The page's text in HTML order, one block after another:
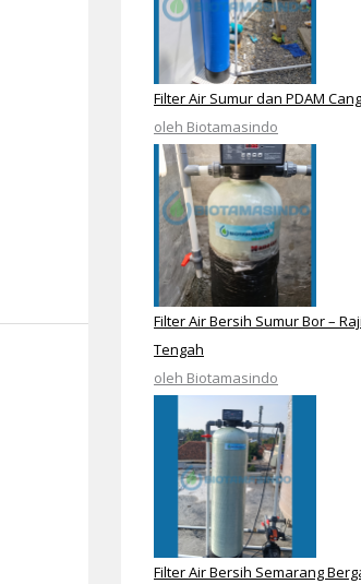
Filter Air Sumur dan PDAM
oleh Biotamasindo
Filter Air Bersih Sumur Bor –
Tengah
oleh Biotamasindo
Filter Air Bersih Semarang